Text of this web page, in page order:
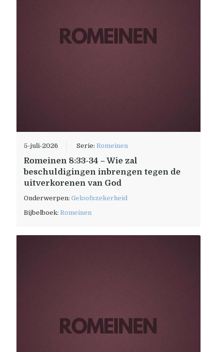
5-juli-2026 Serie:Romeinen
Romeinen 8:33-34 – Wie zal
beschuldigingen inbrengen tegen de
uitverkorenen van God
Onderwerpen:Geloofszekerheid
Bijbelboek:Romeinen